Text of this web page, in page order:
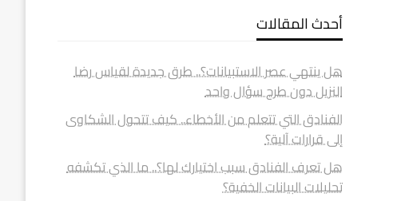
أحدث المقالات
هل ينتهي عصر الاستبيانات؟.. طرق جديدة لقياس رضا
النزيل دون طرح سؤال واحد
الفنادق التي تتعلم من الأخطاء.. كيف تتحول الشكاوى
إلى قرارات آلية؟
هل تعرف الفنادق سبب اختيارك لها؟.. ما الذي تكشفه
تحليلات البيانات الخفية؟